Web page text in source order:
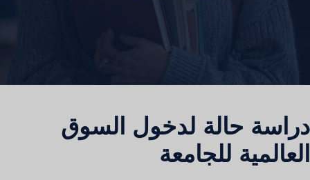
دراسة حالة لدخول السوق
العالمية للجامعة